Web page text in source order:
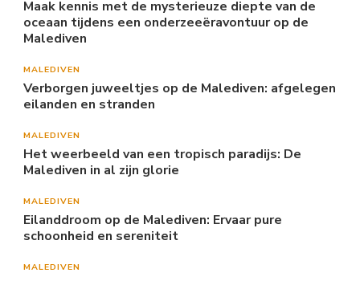
Maak kennis met de mysterieuze diepte van de
oceaan tijdens een onderzeeëravontuur op de
Malediven
MALEDIVEN
Verborgen juweeltjes op de Malediven: afgelegen
eilanden en stranden
MALEDIVEN
Het weerbeeld van een tropisch paradijs: De
Malediven in al zijn glorie
MALEDIVEN
Eilanddroom op de Malediven: Ervaar pure
schoonheid en sereniteit
MALEDIVEN